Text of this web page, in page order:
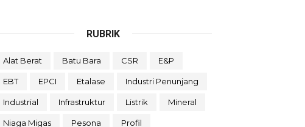
RUBRIK
Alat Berat Batu Bara CSR E&P
EBT EPCI Etalase Industri Penunjang
Industrial Infrastruktur Listrik Mineral
Niaga Migas Pesona Profil